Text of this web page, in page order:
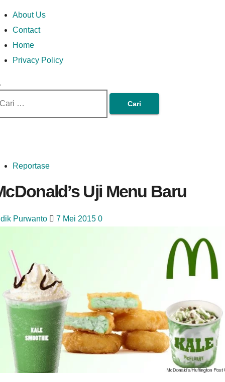
Money In Every
Way
In Every Way
About Us
Contact
Home
Privacy Policy
Reportase
Uji Menu Baru
Purwanto 7 Mei 2015 0